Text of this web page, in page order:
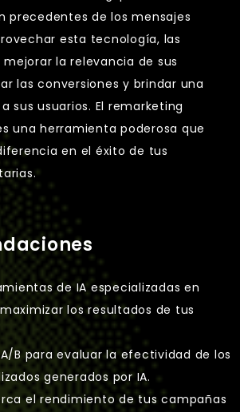
precedentes de los mensajes
esta tecnología, las
la relevancia de sus
las conversiones y brindar una
sus usuarios. El remarketing
una herramienta poderosa que
en el éxito de tus
de IA especializadas en
los resultados de tus
B para evaluar la efectividad de los
generados por IA.
el rendimiento de tus campañas